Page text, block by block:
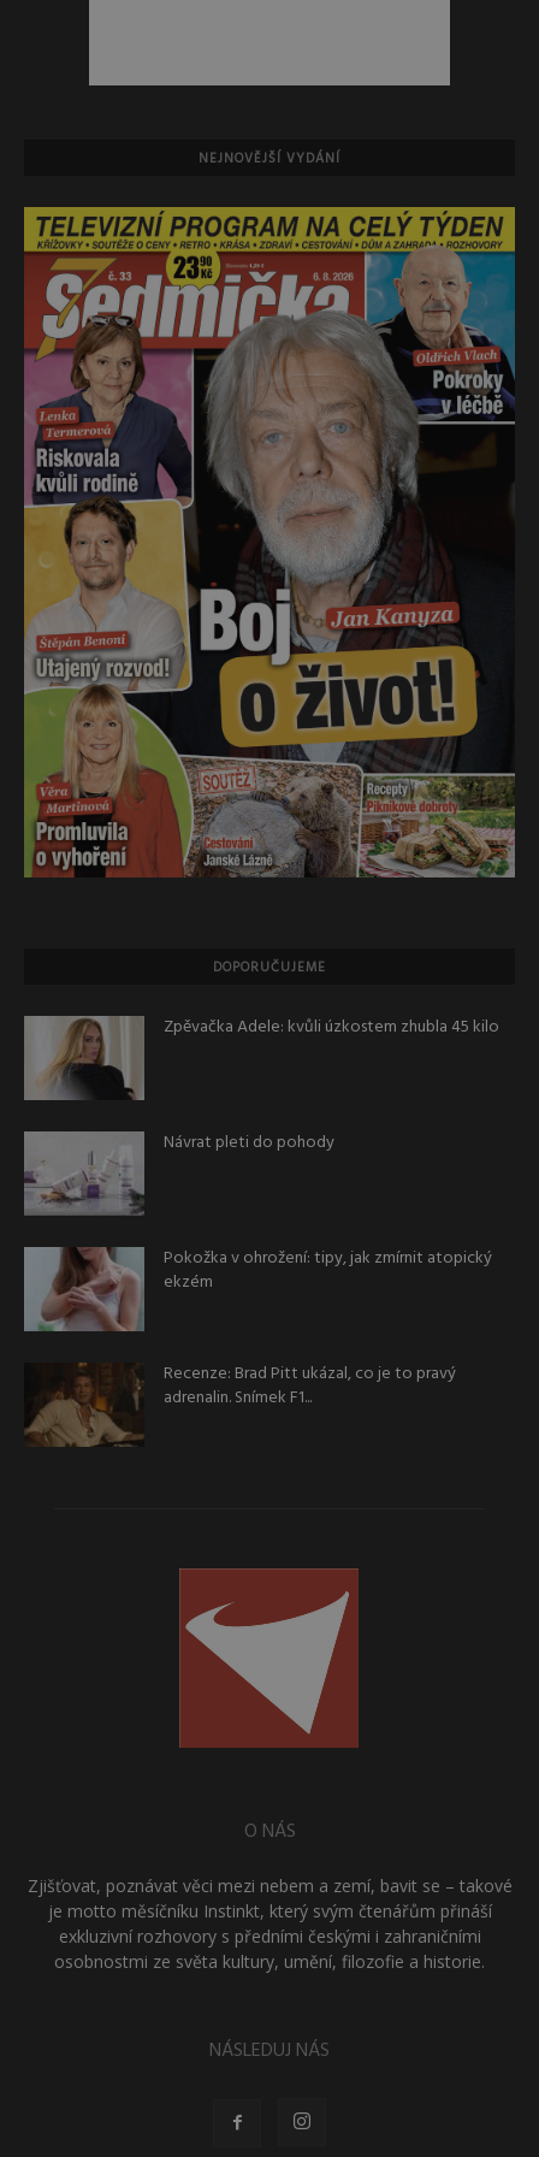
NEJNOVĚJŠÍ VYDÁNÍ
DOPORUČUJEME
Zpěvačka Adele: kvůli úzkostem zhubla 45 kilo
Návrat pleti do pohody
Pokožka v ohrožení: tipy, jak zmírnit atopický
ekzém
Recenze: Brad Pitt ukázal, co je to pravý
adrenalin. Snímek F1...
O NÁS
Zjišťovat, poznávat věci mezi nebem a zemí, bavit se – takové
je motto měsíčníku Instinkt, který svým čtenářům přináší
exkluzivní rozhovory s předními českými i zahraničními
osobnostmi ze světa kultury, umění, filozofie a historie.
NÁSLEDUJ NÁS